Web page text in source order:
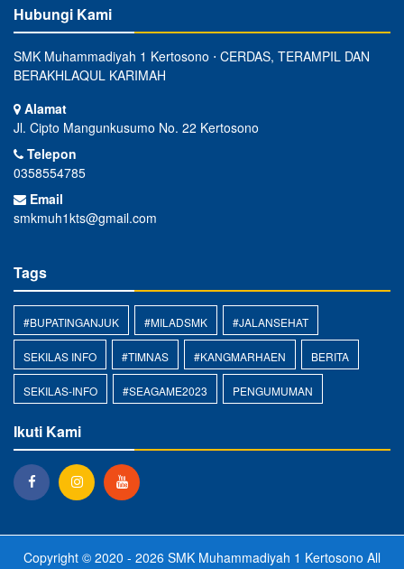
Hubungi Kami
SMK Muhammadiyah 1 Kertosono ⋅ CERDAS, TERAMPIL DAN
BERAKHLAQUL KARIMAH
Alamat
Jl. Cipto Mangunkusumo No. 22 Kertosono
Telepon
0358554785
Email
smkmuh1kts@gmail.com
Tags
#BUPATINGANJUK #MILADSMK #JALANSEHAT
SEKILAS INFO #TIMNAS #KANGMARHAEN BERITA
SEKILAS-INFO #SEAGAME2023 PENGUMUMAN
Ikuti Kami
Copyright © 2020 - 2026 SMK Muhammadiyah 1 Kertosono All